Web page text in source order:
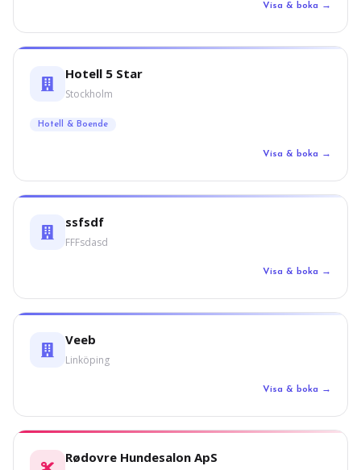
Visa & boka →
Hotell 5 Star
Stockholm
Hotell & Boende
Visa & boka →
ssfsdf
FFFsdasd
Visa & boka →
Veeb
Linköping
Visa & boka →
Rødovre Hundesalon ApS